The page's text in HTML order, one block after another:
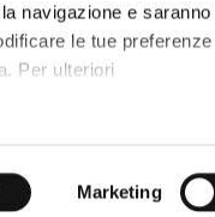
navigazione e saranno
le tue preferenze
Per ulteriori
Marketing